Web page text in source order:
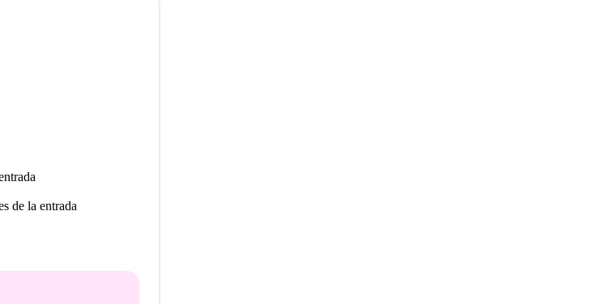
de salud y
a 18 minutos de la
en las
de la entrada